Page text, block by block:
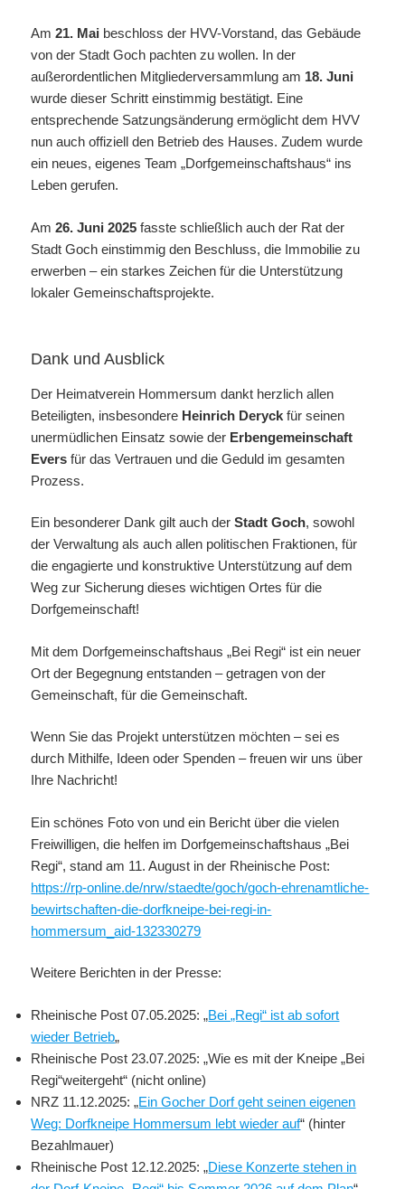
Am21. Mai beschloss der HVV-Vorstand, das Gebäude
von der Stadt Goch pachten zu wollen. In der
außerordentlichen Mitgliederversammlung am 18. Juni
wurde dieser Schritt einstimmig bestätigt. Eine
entsprechende Satzungsänderung ermöglicht dem HVV
nun auch offiziell den Betrieb des Hauses. Zudem wurde
ein neues, eigenes Team „Dorfgemeinschaftshaus“ ins
Leben gerufen.
Am26. Juni 2025 fasste schließlich auch der Rat der
Stadt Goch einstimmig den Beschluss, die Immobilie zu
erwerben – ein starkes Zeichen für die Unterstützung
lokaler Gemeinschaftsprojekte.
Dank und Ausblick
Der Heimatverein Hommersum dankt herzlich allen
Beteiligten, insbesondere Heinrich Deryck für seinen
unermüdlichen Einsatz sowie der Erbengemeinschaft
Evers für das Vertrauen und die Geduld im gesamten
Prozess.
Ein besonderer Dank gilt auch derStadt Goch, sowohl
der Verwaltung als auch allen politischen Fraktionen, für
die engagierte und konstruktive Unterstützung auf dem
Weg zur Sicherung dieses wichtigen Ortes für die
Dorfgemeinschaft!
Mit dem Dorfgemeinschaftshaus „Bei Regi“ ist ein neuer
Ort der Begegnung entstanden – getragen von der
Gemeinschaft, für die Gemeinschaft.
Wenn Sie das Projekt unterstützen möchten – sei es
durch Mithilfe, Ideen oder Spenden – freuen wir uns über
Ihre Nachricht!
Ein schönes Foto von und ein Bericht über die vielen
Freiwilligen, die helfen im Dorfgemeinschaftshaus „Bei
Regi“, stand am 11. August in der Rheinische Post:
https://rp-online.de/nrw/staedte/goch/goch-ehrenamtliche-
bewirtschaften-die-dorfkneipe-bei-regi-in-
hommersum_aid-132330279
Weitere Berichten in der Presse:
Rheinische Post 07.05.2025: „Bei „Regi“ ist ab sofort
wieder Betrieb„
Rheinische Post 23.07.2025: „Wie es mit der Kneipe „Bei
Regi“weitergeht“ (nicht online)
NRZ 11.12.2025: „Ein Gocher Dorf geht seinen eigenen
Weg: Dorfkneipe Hommersum lebt wieder auf“ (hinter
Bezahlmauer)
Rheinische Post 12.12.2025: „Diese Konzerte stehen in